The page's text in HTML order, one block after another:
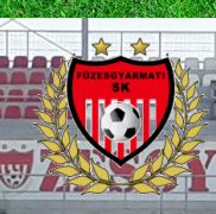
Skip
to
content